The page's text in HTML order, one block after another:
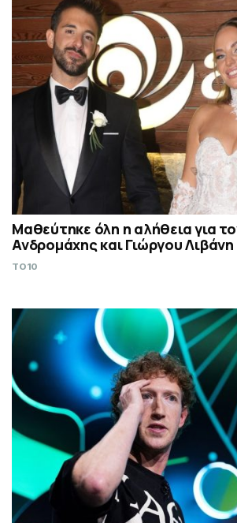
Μαθεύτηκε όλη η αλήθεια για
Ανδρομάχης και Γιώργου Λιβάνη
TO10